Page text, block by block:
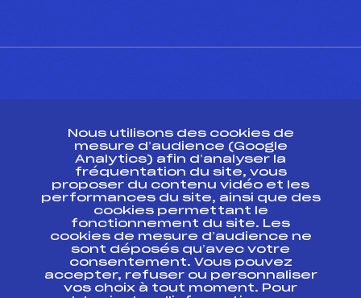
Ressources
Pass’Neige
Projet sportif fédéral
Projet de performance fédéral
Antidopage
Pôle Développement, Formation, Suivi
Scientifique
Nous utilisons des cookies de
mesure d’audience (Google
Analytics) afin d’analyser la
fréquentation du site, vous
proposer du contenu vidéo et les
performances du site, ainsi que des
cookies permettant le
fonctionnement du site. Les
cookies de mesure d’audience ne
sont déposés qu’avec votre
consentement. Vous pouvez
accepter, refuser ou personnaliser
vos choix à tout moment. Pour